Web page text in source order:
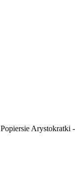
Popiersie Arystokratki